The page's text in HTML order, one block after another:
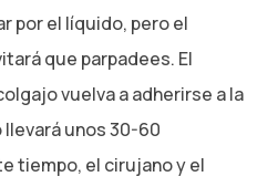
por el líquido, pero el
que parpadees. El
vuelva a adherirse a la
unos 30-60
tiempo, el cirujano y el